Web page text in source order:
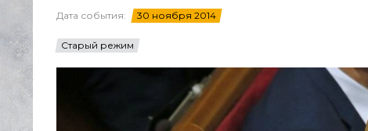
Дата события: 30 ноября 2014
Старый режим